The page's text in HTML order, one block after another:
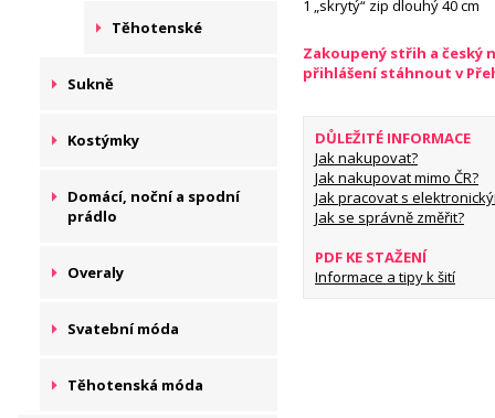
Těhotenské
Sukně
Kostýmky
Domácí, noční a spodní
prádlo
Overaly
Svatební móda
Těhotenská móda
1 „skrytý“ zip dlouhý 40 cm
Zakoupený střih a český
přihlášení stáhnout v
DŮLEŽITÉ INFORMACE
Jak nakupovat?
Jak nakupovat mimo ČR?
Jak pracovat s
Jak se správně změřit?
PDF KE STAŽENÍ
Informace a tipy k šití